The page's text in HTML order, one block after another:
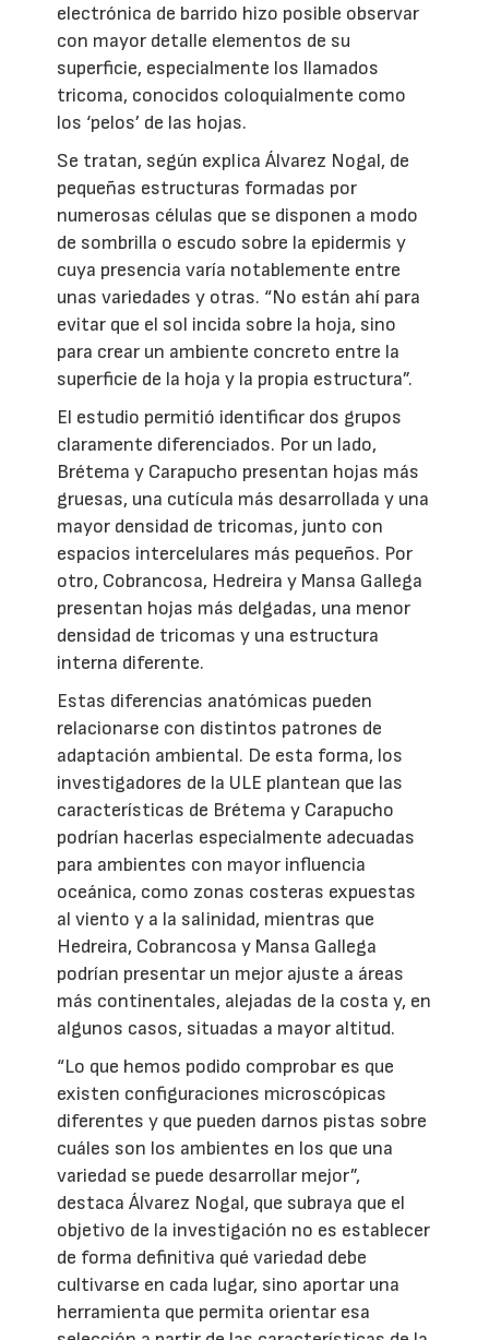
electrónica de barrido hizo posible observar
con mayor detalle elementos de su
superficie, especialmente los llamados
tricoma, conocidos coloquialmente como
los ‘pelos’ de las hojas.
Se tratan, según explica Álvarez Nogal, de
pequeñas estructuras formadas por
numerosas células que se disponen a modo
de sombrilla o escudo sobre la epidermis y
cuya presencia varía notablemente entre
unas variedades y otras. “No están ahí para
evitar que el sol incida sobre la hoja, sino
para crear un ambiente concreto entre la
superficie de la hoja y la propia estructura”.
El estudio permitió identificar dos grupos
claramente diferenciados. Por un lado,
Brétema y Carapucho presentan hojas más
gruesas, una cutícula más desarrollada y una
mayor densidad de tricomas, junto con
espacios intercelulares más pequeños. Por
otro, Cobrancosa, Hedreira y Mansa Gallega
presentan hojas más delgadas, una menor
densidad de tricomas y una estructura
interna diferente.
Estas diferencias anatómicas pueden
relacionarse con distintos patrones de
adaptación ambiental. De esta forma, los
investigadores de la ULE plantean que las
características de Brétema y Carapucho
podrían hacerlas especialmente adecuadas
para ambientes con mayor influencia
oceánica, como zonas costeras expuestas
al viento y a la salinidad, mientras que
Hedreira, Cobrancosa y Mansa Gallega
podrían presentar un mejor ajuste a áreas
más continentales, alejadas de la costa y, en
algunos casos, situadas a mayor altitud.
“Lo que hemos podido comprobar es que
existen configuraciones microscópicas
diferentes y que pueden darnos pistas sobre
cuáles son los ambientes en los que una
variedad se puede desarrollar mejor”,
destaca Álvarez Nogal, que subraya que el
objetivo de la investigación no es establecer
de forma definitiva qué variedad debe
cultivarse en cada lugar, sino aportar una
herramienta que permita orientar esa